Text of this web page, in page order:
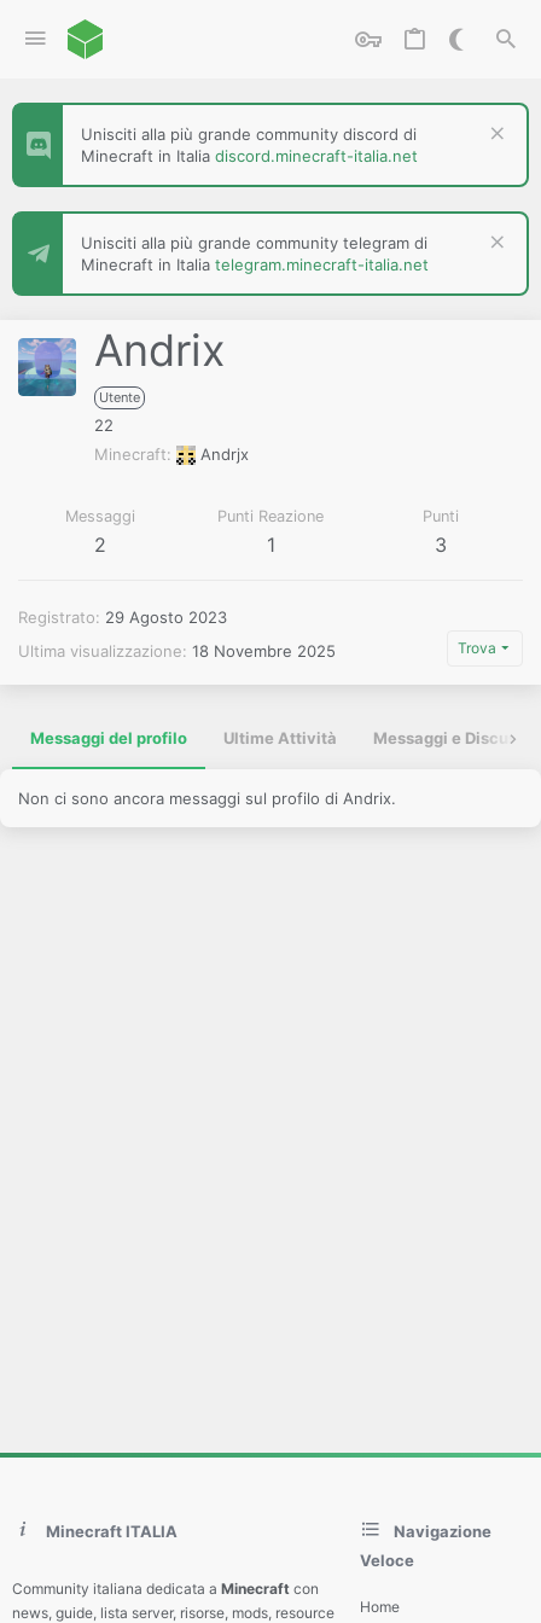
Unisciti alla più grande community discord di
Minecraft in Italia discord.minecraft-italia.net
Unisciti alla più grande community telegram di
Minecraft in Italia telegram.minecraft-italia.net
Andrix
Utente
22
Minecraft
Andrjx
Messaggi
2
Punti Reazione
1
Punti
3
Registrato
29 Agosto 2023
Ultima visualizzazione 18 Novembre 2025 Trova
Messaggi del profilo Ultime Attività Messaggi e
Non ci sono ancora messaggi sul profilo di Andrix.
Minecraft ITALIA
Community italiana dedicata a Minecraft con
news, guide, lista server, risorse, mods, resource
Navigazione
Veloce
Home